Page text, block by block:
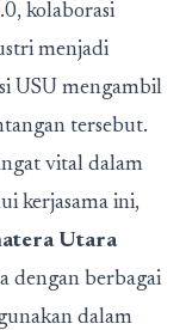
kolaborasi
menjadi
USU mengambil
tersebut.
vital dalam
kerjasama ini,
Utara
dengan berbagai
dalam